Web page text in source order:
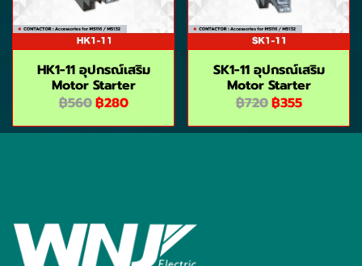
HK1-11 อุปกรณ์เสริม
Motor Starter
฿560฿280
SK1-11 อุปกรณ์เสริม
Motor Starter
฿720฿355